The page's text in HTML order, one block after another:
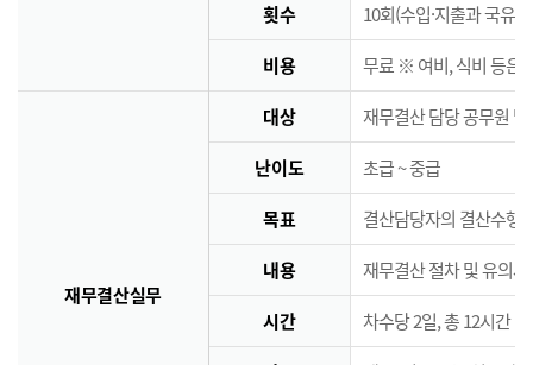
횟수 10회(수입·지출과 국유·
비용 무료 ※ 여비, 식비 등은
재무결산실무
대상 재무결산 담당 공무원
난이도 초급 ~ 중급
목표 결산담당자의 결산수행
내용 재무결산 절차 및 유의사
시간 차수당 2일, 총 12시간